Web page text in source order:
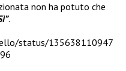
non ha potuto che
.
status/135638110947